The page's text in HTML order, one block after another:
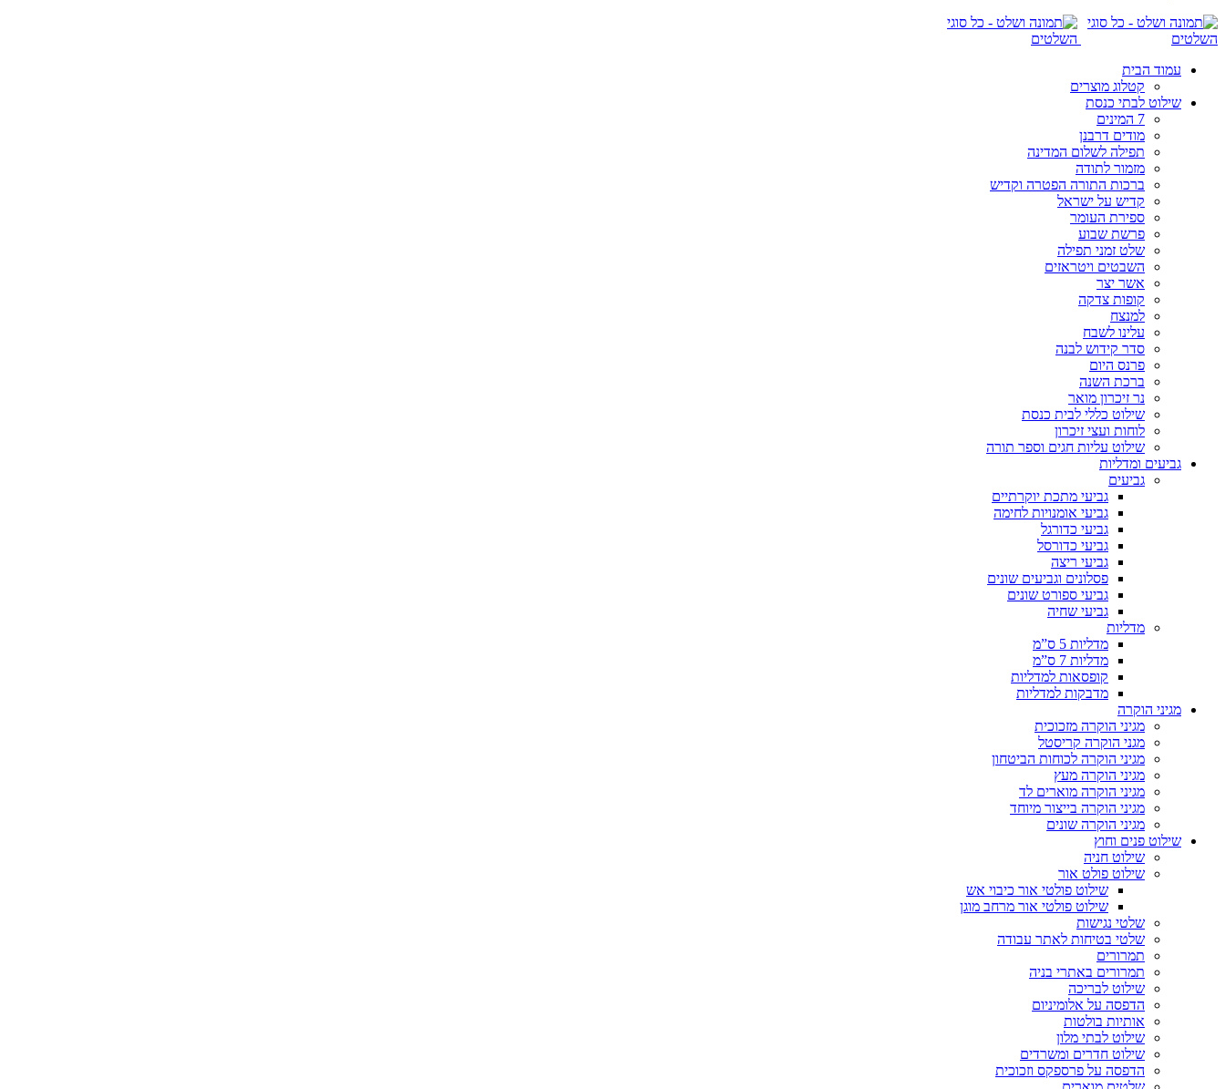
עמוד הבית
קטלוג מוצרים
שילוט לבתי כנסת
7 המינים
מודים דרבנן
תפילה לשלום המדינה
מזמור לתודה
ברכות התורה הפטרה וקדיש
קדיש על ישראל
ספירת העומר
פרשת שבוע
שלט זמני תפילה
השבטים ויטראזים
אשר יצר
קופות צדקה
למנצח
עלינו לשבח
סדר קידוש לבנה
פרנס היום
ברכת השנה
נר זיכרון מואר
שילוט כללי לבית כנסת
לוחות ועצי זיכרון
שילוט עליות חגים וספר תורה
גביעים ומדליות
גביעים
גביעי מתכת יוקרתיים
גביעי אומנויות לחימה
גביעי כדורגל
גביעי כדורסל
גביעי ריצה
פסלונים וגביעים שונים
גביעי ספורט שונים
גביעי שחיה
מדליות
מדליות 5 ס”מ
מדליות 7 ס”מ
קופסאות למדליות
מדבקות למדליות
מגיני הוקרה
מגיני הוקרה מזכוכית
מגני הוקרה קריסטל
מגיני הוקרה לכוחות הביטחון
מגיני הוקרה מעץ
מגיני הוקרה מוארים לד
מגיני הוקרה בייצור מיוחד
מגיני הוקרה שונים
שילוט פנים וחוץ
שילוט חניה
שילוט פולט אור
שילוט פולטי אור כיבוי אש
שילוט פולטי אור מרחב מוגן
שלטי נגישות
שלטי בטיחות לאתר עבודה
תמרורים
תמרורים באתרי בניה
שילוט לבריכה
הדפסה על אלומיניום
אותיות בולטות
שילוט לבתי מלון
שילוט חדרים ומשרדים
הדפסה על פרספקס וזכוכית